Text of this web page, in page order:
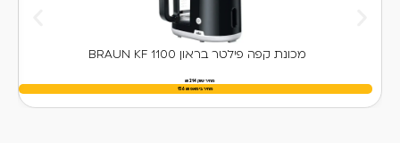
מכונת קפה פילטר בראון BRAUN KF 1100
מחיר שוק 214 ₪
מחיר בימאפ ₪